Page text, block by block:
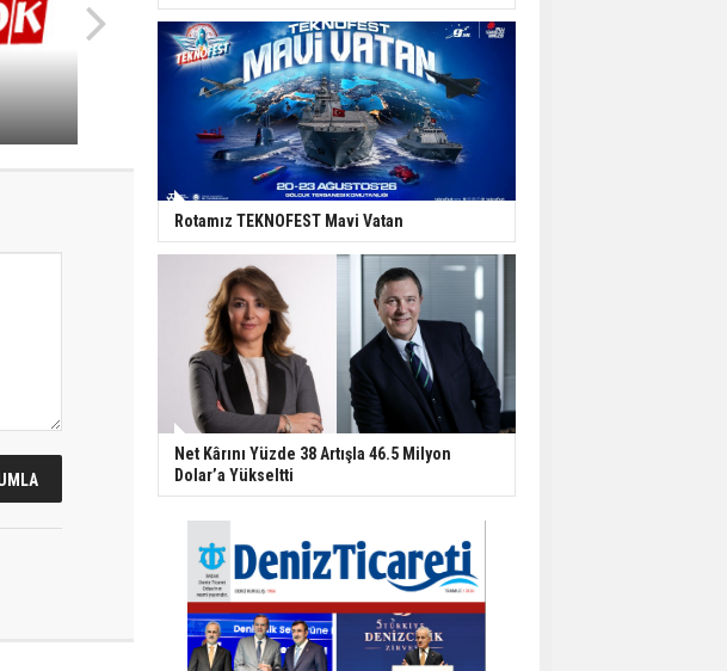
Rotamız TEKNOFEST Mavi Vatan
Net Kârını Yüzde 38 Artışla 46.5 Milyon
Dolar’a Yükseltti